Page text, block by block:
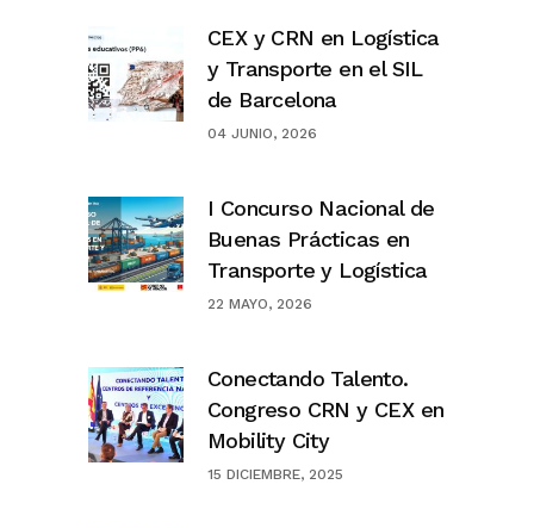
CEX y CRN en Logística
y Transporte en el SIL
de Barcelona
04 JUNIO, 2026
I Concurso Nacional de
Buenas Prácticas en
Transporte y Logística
22 MAYO, 2026
Conectando Talento.
Congreso CRN y CEX en
Mobility City
15 DICIEMBRE, 2025